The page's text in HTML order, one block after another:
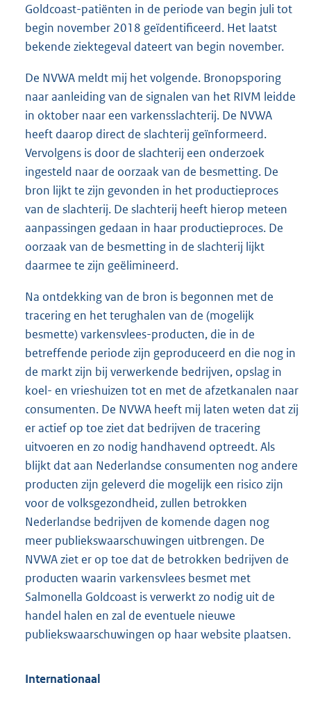
Goldcoast-patiënten in de periode van begin juli tot
begin november 2018 geïdentificeerd. Het laatst
bekende ziektegeval dateert van begin november.
De NVWA meldt mij het volgende. Bronopsporing
naar aanleiding van de signalen van het RIVM leidde
in oktober naar een varkensslachterij. De NVWA
heeft daarop direct de slachterij geïnformeerd.
Vervolgens is door de slachterij een onderzoek
ingesteld naar de oorzaak van de besmetting. De
bron lijkt te zijn gevonden in het productieproces
van de slachterij. De slachterij heeft hierop meteen
aanpassingen gedaan in haar productieproces. De
oorzaak van de besmetting in de slachterij lijkt
daarmee te zijn geëlimineerd.
Na ontdekking van de bron is begonnen met de
tracering en het terughalen van de (mogelijk
besmette) varkensvlees-producten, die in de
betreffende periode zijn geproduceerd en die nog in
de markt zijn bij verwerkende bedrijven, opslag in
koel- en vrieshuizen tot en met de afzetkanalen naar
consumenten. De NVWA heeft mij laten weten dat zij
er actief op toe ziet dat bedrijven de tracering
uitvoeren en zo nodig handhavend optreedt. Als
blijkt dat aan Nederlandse consumenten nog andere
producten zijn geleverd die mogelijk een risico zijn
voor de volksgezondheid, zullen betrokken
Nederlandse bedrijven de komende dagen nog
meer publiekswaarschuwingen uitbrengen. De
NVWA ziet er op toe dat de betrokken bedrijven de
producten waarin varkensvlees besmet met
Salmonella Goldcoast is verwerkt zo nodig uit de
handel halen en zal de eventuele nieuwe
publiekswaarschuwingen op haar website plaatsen.
Internationaal